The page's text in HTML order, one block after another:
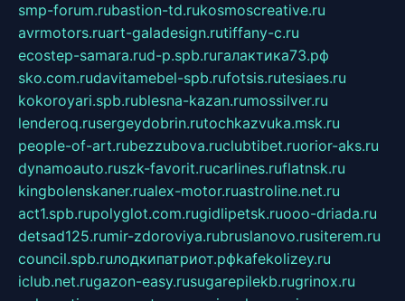
smp-forum.rubastion-td.rukosmoscreative.ru
avrmotors.ruart-galadesign.rutiffany-c.ru
ecostep-samara.rud-p.spb.ruгалактика73.рф
sko.com.rudavitamebel-spb.rufotsis.rutesiaes.ru
kokoroyari.spb.rublesna-kazan.rumossilver.ru
lenderoq.rusergeydobrin.rutochkazvuka.msk.ru
people-of-art.rubezzubova.ruclubtibet.ruorior-aks.ru
dynamoauto.ruszk-favorit.rucarlines.ruflatnsk.ru
kingbolenskaner.rualex-motor.ruastroline.net.ru
act1.spb.rupolyglot.com.rugidlipetsk.ruooo-driada.ru
detsad125.rumir-zdoroviya.rubruslanovo.rusiterem.ru
council.spb.ruлодкипатриот.рфkafekolizey.ru
iclub.net.rugazon-easy.rusugarepilekb.rugrinox.ru